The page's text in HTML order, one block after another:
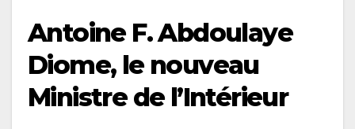
Antoine F. Abdoulaye
Diome, le nouveau
Ministre de l’Intérieur